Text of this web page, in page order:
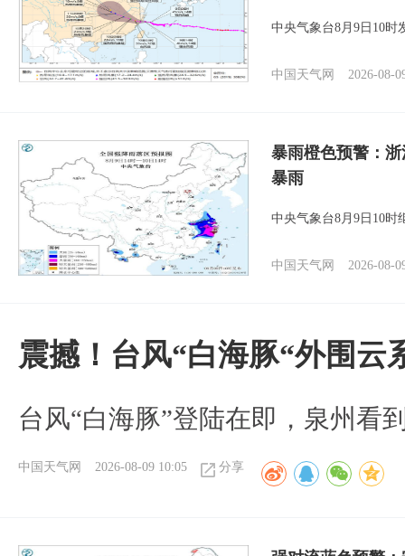
中央气象台8月9日10时
中国天气网 2026-08-
暴雨橙色预警：
暴雨
中央气象台8月9日10时
中国天气网 2026-08-
震撼！台风“白海豚“外围云
台风“白海豚”登陆在即，泉州看
中国天气网 2026-08-09 10:05 分享